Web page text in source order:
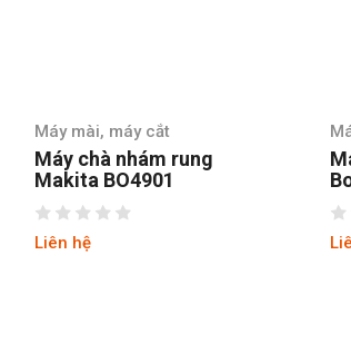
Máy mài, máy cắt
Máy chà nhám rung tròn
Bosch GEX 125-1 AE
Liên hệ